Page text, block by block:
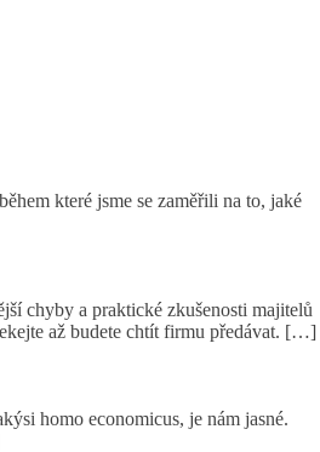
které jsme se zaměřili na to, jaké
chyby a praktické zkušenosti majitelů
až budete chtít firmu předávat. […]
homo economicus, je nám jasné.